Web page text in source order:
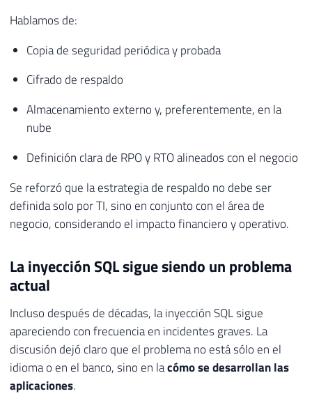
Hablamos de:
Copia de seguridad periódica y probada
Cifrado de respaldo
Almacenamiento externo y, preferentemente, en la
nube
Definición clara de RPO y RTO alineados con el negocio
Se reforzó que la estrategia de respaldo no debe ser
definida solo por TI, sino en conjunto con el área de
negocio, considerando el impacto financiero y operativo.
La inyección SQL sigue siendo un problema
actual
Incluso después de décadas, la inyección SQL sigue
apareciendo con frecuencia en incidentes graves. La
discusión dejó claro que el problema no está sólo en el
idioma o en el banco, sino en lacómo se desarrollan las
aplicaciones.